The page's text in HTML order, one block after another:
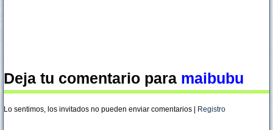
Deja tu comentario para maibubu
Lo sentimos, los invitados no pueden enviar comentarios | Registro